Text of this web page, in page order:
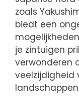
zoals
biedt een
je zintuigen
verwonderen
veelzijdigheid